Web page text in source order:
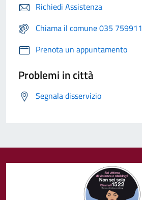
Richiedi Assistenza
Chiama il comune 035 759911
Prenota un appuntamento
Problemi in città
Segnala disservizio